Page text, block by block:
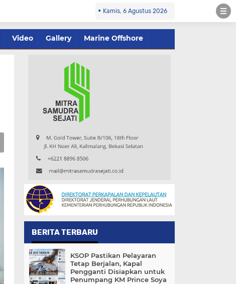
Kamis, 6 Agustus 2026
Video Gallery Marine Offshore
BERITA TERBARU
KSOP Pastikan Pelayaran
Tetap Berjalan, Kapal
Pengganti Disiapkan untuk
Penumpang KM Prince Soya